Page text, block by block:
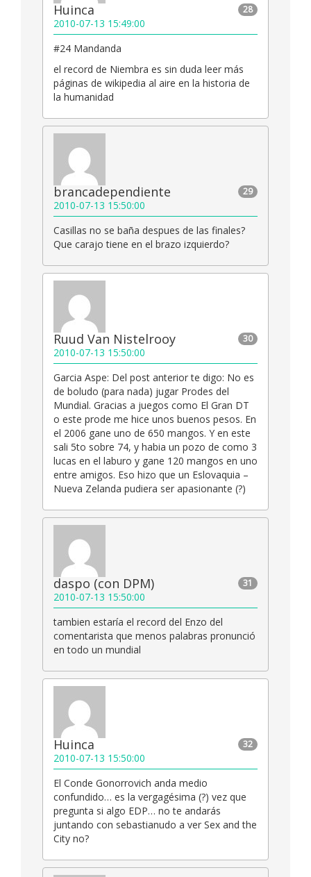
28
Huinca
2010-07-13 15:49:00
#24 Mandanda
el record de Niembra es sin duda leer más
páginas de wikipedia al aire en la historia de
la humanidad
29
brancadependiente
2010-07-13 15:50:00
Casillas no se baña despues de las finales?
Que carajo tiene en el brazo izquierdo?
30
Ruud Van Nistelrooy
2010-07-13 15:50:00
Garcia Aspe: Del post anterior te digo: No es
de boludo (para nada) jugar Prodes del
Mundial. Gracias a juegos como El Gran DT
o este prode me hice unos buenos pesos. En
el 2006 gane uno de 650 mangos. Y en este
sali 5to sobre 74, y habia un pozo de como 3
lucas en el laburo y gane 120 mangos en uno
entre amigos. Eso hizo que un Eslovaquia –
Nueva Zelanda pudiera ser apasionante (?)
31
daspo (con DPM)
2010-07-13 15:50:00
tambien estaría el record del Enzo del
comentarista que menos palabras pronunció
en todo un mundial
32
Huinca
2010-07-13 15:50:00
El Conde Gonorrovich anda medio
confundido… es la vergagésima (?) vez que
pregunta si algo EDP… no te andarás
juntando con sebastianudo a ver Sex and the
City no?